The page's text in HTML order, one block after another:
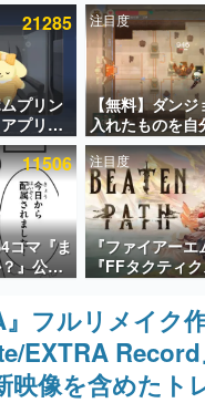
の人々に読まれた、電ファミ渾
めました。
の企画書
ムクリエイターの方々に製作時
ヒットする企画（ゲーム）とは
を解いてはいけない。『赫本』
た短編ホラー小説集です。
に訊く
のデジタルゲーム市場を担う若
い、彼らのルーツと情熱を探っ
世代の作家たち
多大な影響を受けた作家さんに
ンテンツ産業やカルチャーに与
21285
プリン
プリ
キャラ
アラー
注目度
【無料】ダン
入れたものを自
ーム『
にて無料配布中
『Moonlighter
式リリースを記
ーン
11506
コマ『ま
』公開
社員の
を舞台
員たち
注目度
『ファイアーエ
『FFタクティ
けた新作戦略
Path』2027年
PC（Steam）
Switch向けにリ
』フルリメイク
EXTRA
映像を含めたト